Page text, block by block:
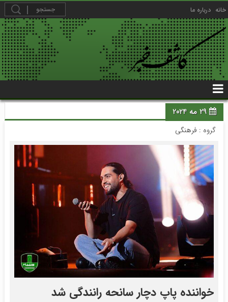
خانه درباره ما
29 مه 2024
گروه : فرهنگی
خواننده پاپ دچار سانحه رانندگی شد